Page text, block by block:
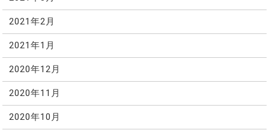
2021年2月
2021年1月
2020年12月
2020年11月
2020年10月